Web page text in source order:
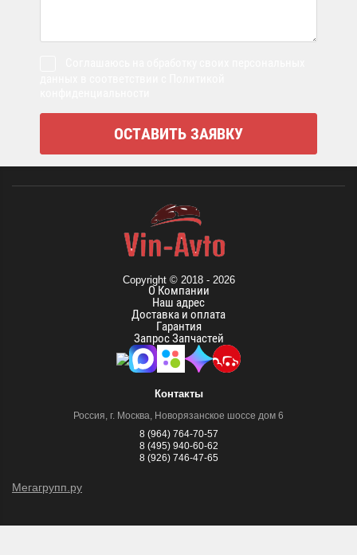
Copyright © 2018 - 2026
О Компании
Наш адрес
Доставка и оплата
Гарантия
Запрос Запчастей
Контакты
Россия, г. Москва, Новорязанское шоссе дом 6
8 (964) 764-70-57
8 (495) 940-60-62
8 (926) 746-47-65
Мегагрупп.ру